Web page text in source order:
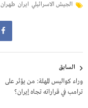
الجيش الاسرائيلي ايران طهران
المقالات
السابق
وراء كواليس المهلة: من يؤثر على
ترامب في قراراته تجاه إيران؟